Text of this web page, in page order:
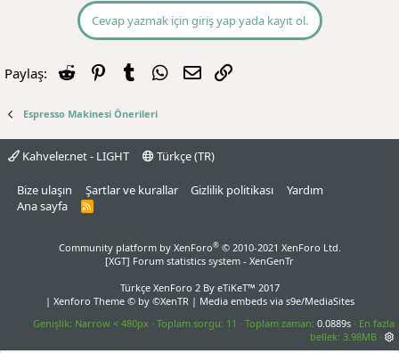
:
Cevap yazmak için giriş yap yada kayıt ol.
Paylaş: Reddit PinterestTumblrWhatsApp
E-posta
Espresso Makinesi Önerileri
Kahveler.net - LIGHT Türkçe (TR)
Bize ulaşın Şartlar ve kurallar Gizlilik politikası
Yardım
Ana sayfa
R
Community platform by XenForo® © 2010-2021 XenForo Ltd.
[XGT] Forum statistics system - XenGenTr
Türkçe XenForo 2By eTiKeT™ 2017
| Xenforo Theme© by ©XenTR| Media embeds via s9e/MediaSites
Genişlik
Toplam sorgu 11 Toplam zaman 0.0889s
En fazla
bellek 3.98MB